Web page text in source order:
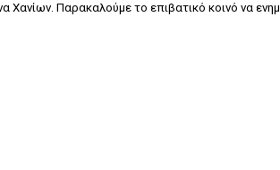
Παρακαλούμε το επιβατικό κοινό να